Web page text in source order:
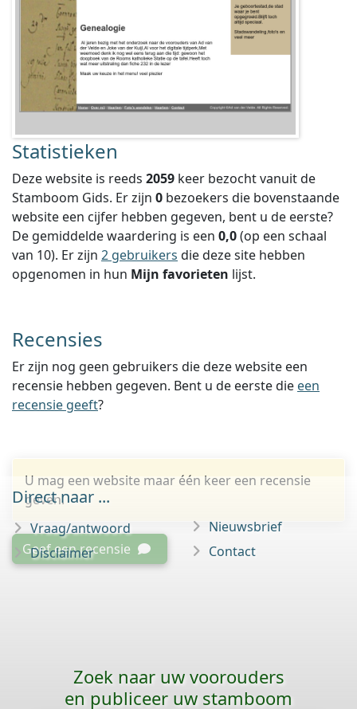
Statistieken
Deze website is reeds 2059 keer bezocht vanuit de
Stamboom Gids. Er zijn 0 bezoekers die bovenstaande
website een cijfer hebben gegeven, bent u de eerste?
De gemiddelde waardering is een 0,0(op een schaal
van 10). Er zijn 2 gebruikers die deze site hebben
opgenomen in hun Mijn favorieten lijst.
Recensies
Er zijn nog geen gebruikers die deze website een
recensie hebben gegeven. Bent u de eerste die een
recensie geeft?
U mag een website maar één keer een recensie
geven.
Geef een recensie
Direct naar ...
Vraag/antwoord
Disclaimer
Nieuwsbrief
Contact
Zoek naar uw voorouders
en publiceer uw stamboom